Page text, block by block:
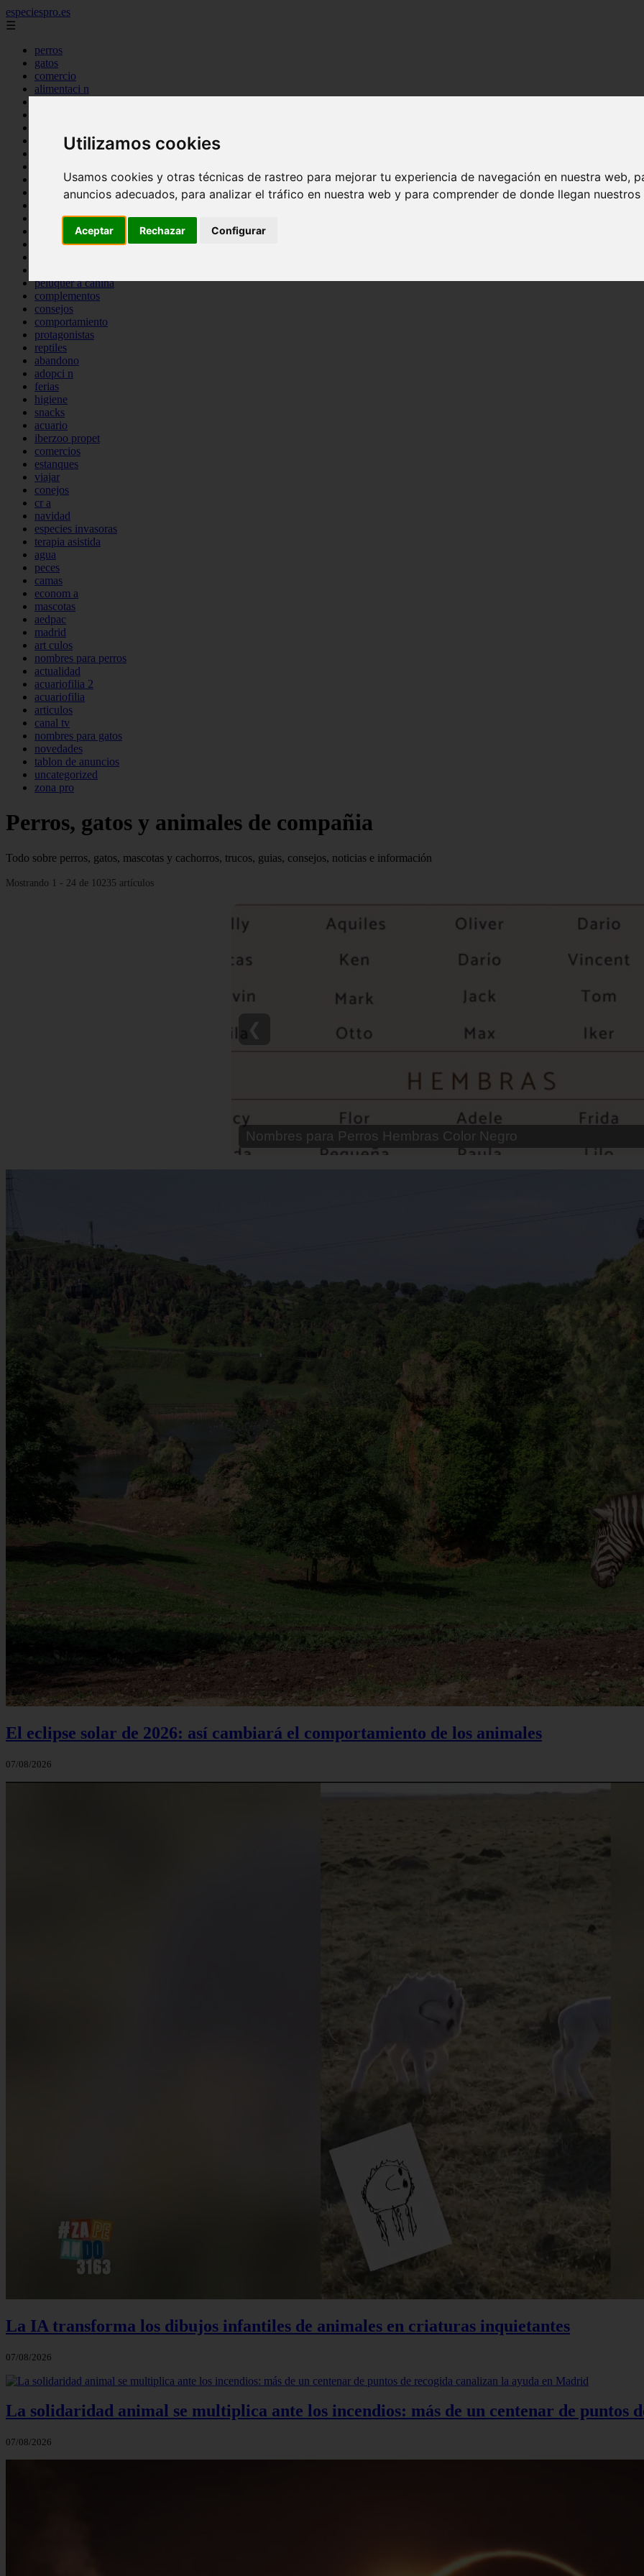
Utilizamos cookies
Usamos cookies y otras técnicas de rastreo para mejorar tu experiencia de navegación en nuestra web,
anuncios adecuados, para analizar el tráfico en nuestra web y para comprender de donde llegan
Aceptar Rechazar Configurar
especiespro.es
☰
perros
gatos
comercio
alimentaci n
tenencia responsable
marketing
peque os mam feros
legislaci n
peluquer a canina
complementos
consejos
comportamiento
protagonistas
reptiles
abandono
adopci n
ferias
higiene
snacks
acuario
iberzoo propet
comercios
estanques
viajar
conejos
cr a
navidad
especies invasoras
terapia asistida
agua
peces
camas
econom a
mascotas
aedpac
madrid
art culos
nombres para perros
actualidad
acuariofilia 2
acuariofilia
articulos
canal tv
nombres para gatos
novedades
tablon de anuncios
uncategorized
zona pro
Perros, gatos y animales de compañia
Todo sobre perros, gatos, mascotas y cachorros, trucos, guias, consejos, noticias e información
Mostrando 1 - 24 de 10235 artículos
Nombre para Parejas de Gatos
El eclipse solar de 2026: así cambiará el comportamiento de los animales
07/08/2026
La IA transforma los dibujos infantiles de animales en criaturas inquietantes
07/08/2026
La solidaridad animal se multiplica ante los incendios: más de un centenar de puntos
07/08/2026